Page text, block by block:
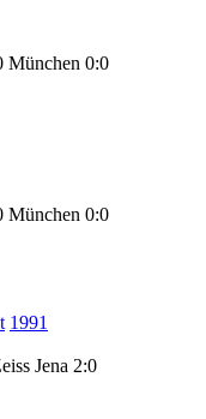
München 0:0
München 0:0
1991
Jena 2:0